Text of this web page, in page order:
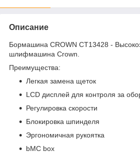
Описание
Бормашина CROWN CT13428 -
шлифмашина Crown.
Преимущества:
Легкая замена щеток
LCD дисплей для контроля за
Регулировка скорости
Блокировка шпинделя
Эргономичная рукоятка
bMC boх